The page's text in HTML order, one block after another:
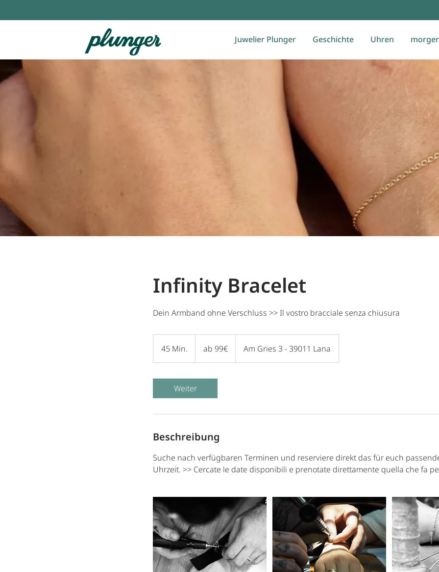
Juwelier Plunger Geschichte Uhren
Infinity Bracelet
Dein Armband ohne Verschluss >> Il vostro bracciale senza chiusura
45 Min.
5
i
n
ab 99€ Am Gries 3 - 39011 Lana
Weiter
Beschreibung
Suche nach verfügbaren Terminen und reserviere direkt das für euch
Uhrzeit. >> Cercate le date disponibili e prenotate direttamente quella che fa